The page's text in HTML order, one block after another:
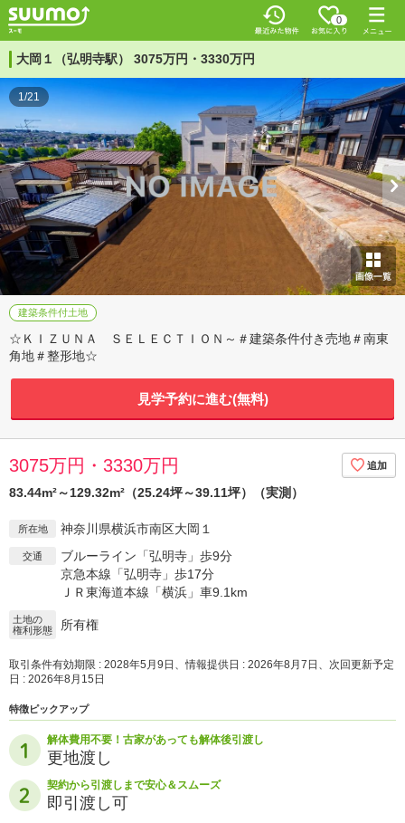
0
大岡１（弘明寺駅） 3075万円・3330万円
1/21
建築条件付土地
☆ＫＩＺＵＮＡ ＳＥＬＥＣＴＩＯＮ～＃建築条件付き売地＃南東
角地＃整形地☆
見学予約に進む(無料)
3075万円・3330万円
83.44m²～129.32m²（25.24坪～39.11坪）（実測）
所在地 神奈川県横浜市南区大岡１
交通
ブルーライン「弘明寺」歩9分
京急本線「弘明寺」歩17分
ＪＲ東海道本線「横浜」車9.1km
土地の
権利形態
所有権
取引条件有効期限 : 2028年5月9日、情報提供日 : 2026年8月7日、次回更新予定
日 : 2026年8月15日
特徴ピックアップ
解体費用不要！古家があっても解体後引渡し
更地渡し
契約から引渡しまで安心＆スムーズ
即引渡し可